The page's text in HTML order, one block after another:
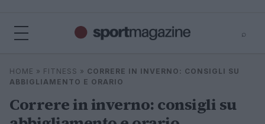
⌕
Cerca
⌕
HOME » FITNESS » CORRERE IN INVERNO: CONSIGLI SU
ABBIGLIAMENTO E ORARIO
Correre in inverno: consigli su